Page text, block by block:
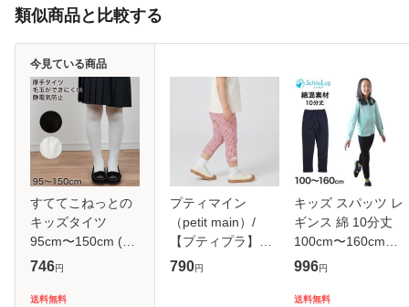
類似商品と比較する
すててこねっとの
キッズタイツ
95cm〜150cm (キ
ッズタイツ 子供 白
幼稚園 発表会 防寒
746円
送料無料
今見ている商品
プティマイン
（petit main）/
【プティプラ】
GIRLS 7分丈レギ
790円
キッズ スパッツ レ
ギンス 綿 10分丈
100cm〜160cm
(子供 子ども 女の
インナー パンツ 黒
996円
送料無料